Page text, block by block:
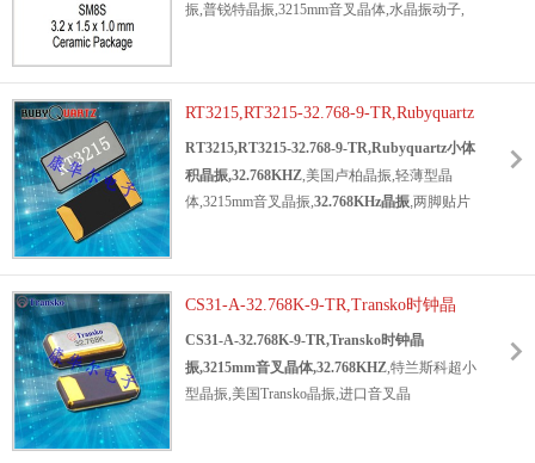
振,普锐特晶振,3215mm音叉晶体,水晶振动子,
32.768KHZ,负载9pF,高精度晶振,高性能晶振,
实时时钟晶振,RTC应用晶振,数字设备晶振,无
线应用晶振,电话机晶振.
RT3215,RT3215-32.768-9-TR,Rubyquartz
小体积晶振,32.768KHZ
RT3215,RT3215-32.768-9-TR,Rubyquartz小体
积晶振,32.768KHZ,美国卢柏晶振,轻薄型晶
体,3215mm音叉晶振,32.768KHz晶振,两脚贴片
保晶振,低功耗晶振,低耗能晶振,高质量晶振,时
钟晶振,高密度应用晶振,电话机晶振,数字显示
晶振,蓝牙晶振.
CS31-A-32.768K-9-TR,Transko时钟晶
振,3215mm音叉晶体,32.768KHZ
CS31-A-32.768K-9-TR,Transko时钟晶
振,3215mm音叉晶体,32.768KHZ,特兰斯科超小
型晶振,美国Transko晶振,进口音叉晶